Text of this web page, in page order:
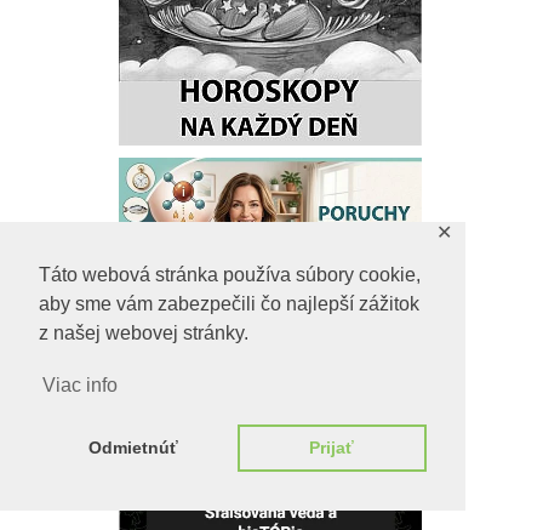
Táto webová stránka používa súbory cookie,
aby sme vám zabezpečili čo najlepší zážitok
z našej webovej stránky.
Viac info
Odmietnúť Prijať
✕